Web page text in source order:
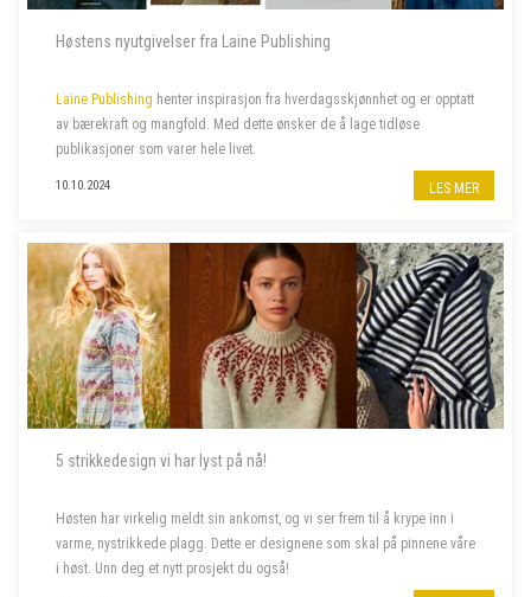
Høstens nyutgivelser fra Laine Publishing
Laine Publishing henter inspirasjon fra hverdagsskjønnhet og er opptatt
av bærekraft og mangfold. Med dette ønsker de å lage tidløse
publikasjoner som varer hele livet.
10.10.2024 LES MER
5 strikkedesign vi har lyst på nå!
Høsten har virkelig meldt sin ankomst, og vi ser frem til å krype inn i
varme, nystrikkede plagg. Dette er designene som skal på pinnene våre
i høst. Unn deg et nytt prosjekt du også!